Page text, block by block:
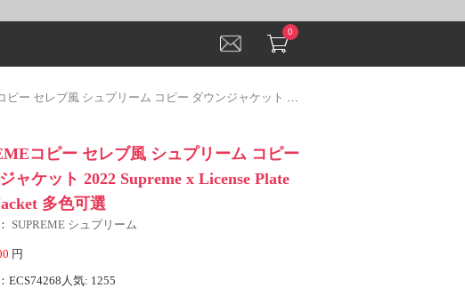
0
ブ風 シュプリーム コピー ダウンジャケット 2022 Supreme x License Plate Puffy Jacket 多色可選
コピー セレブ風 シュプリーム コピー
ャケット 2022 Supreme x License Plate
多色可選
SUPREME シュプリーム
円
ECS74268人気: 1255